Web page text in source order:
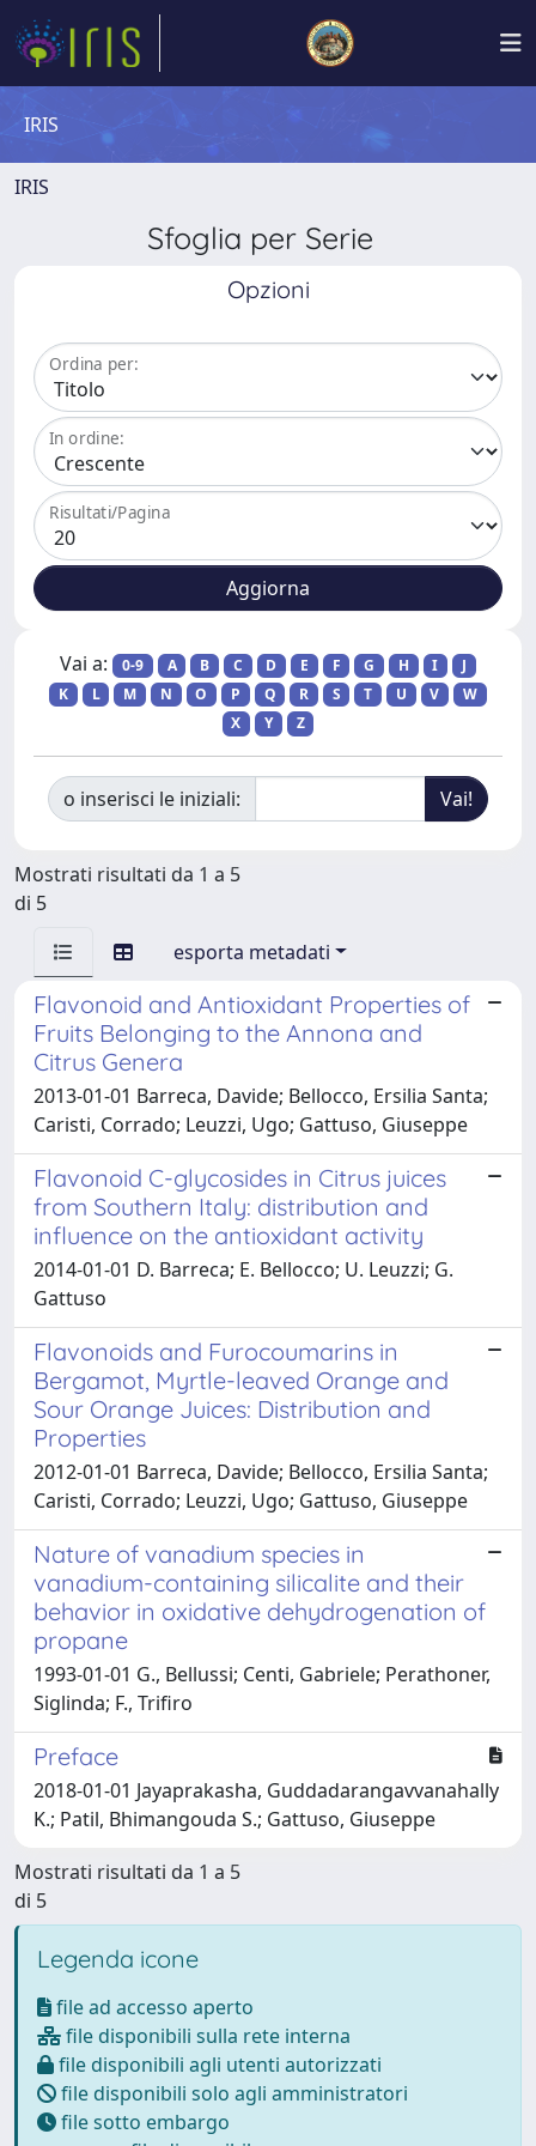
IRIS
IRIS
Sfoglia per Serie
Opzioni
Ordina per:
In ordine:
Risultati/Pagina
Vai a: 0-9 A B C D E F G H I
J
K
L M N O P Q R S T U V
W
X
Y Z
o inserisci le iniziali:
Mostrati risultati da 1 a 5
di 5
esporta metadati
Flavonoid and Antioxidant Properties of
Fruits Belonging to the Annona and
Citrus Genera
2013-01-01 Barreca, Davide; Bellocco, Ersilia Santa;
Caristi, Corrado; Leuzzi, Ugo; Gattuso, Giuseppe
Flavonoid C-glycosides in Citrus juices
from Southern Italy: distribution and
influence on the antioxidant activity
2014-01-01 D. Barreca; E. Bellocco; U. Leuzzi; G.
Gattuso
Flavonoids and Furocoumarins in
Bergamot, Myrtle-leaved Orange and
Sour Orange Juices: Distribution and
Properties
2012-01-01 Barreca, Davide; Bellocco, Ersilia Santa;
Caristi, Corrado; Leuzzi, Ugo; Gattuso, Giuseppe
Nature of vanadium species in
vanadium-containing silicalite and their
behavior in oxidative dehydrogenation of
propane
1993-01-01 G., Bellussi; Centi, Gabriele; Perathoner,
Siglinda; F., Trifiro
Preface
2018-01-01 Jayaprakasha, Guddadarangavvanahally
K.; Patil, Bhimangouda S.; Gattuso, Giuseppe
Mostrati risultati da 1 a 5
di 5
Legenda icone
file ad accesso aperto
file disponibili sulla rete interna
file disponibili agli utenti autorizzati
file disponibili solo agli amministratori
file sotto embargo